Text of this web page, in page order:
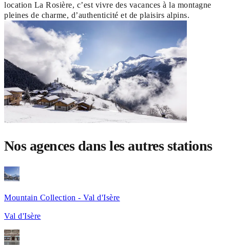
location La Rosière, c’est vivre des vacances à la montagne
pleines de charme, d’authenticité et de plaisirs alpins.
Nos agences dans les autres stations
Mountain Collection - Val d'Isère
Val d'Isère